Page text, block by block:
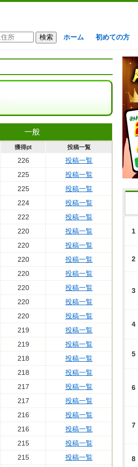
ホーム 初めての方
一般
獲得pt 投稿一覧
226
投稿一覧
225
投稿一覧
225
投稿一覧
224
投稿一覧
222
投稿一覧
220
投稿一覧
220
投稿一覧
220
投稿一覧
220
投稿一覧
220
投稿一覧
220
投稿一覧
220
投稿一覧
219
投稿一覧
219
投稿一覧
218
投稿一覧
218
投稿一覧
217
投稿一覧
217
投稿一覧
216
投稿一覧
216
投稿一覧
215
投稿一覧
215
投稿一覧
1
2
3
4
5
6
7
8